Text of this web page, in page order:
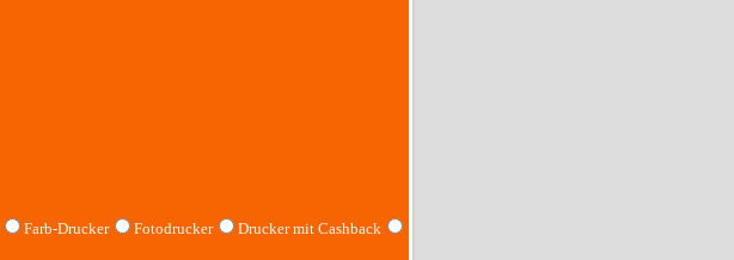
Farb-Drucker Fotodrucker
Drucker mit Cashback